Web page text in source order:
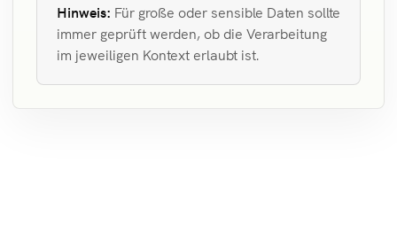
Hinweis: Für große oder sensible Daten sollte
immer geprüft werden, ob die Verarbeitung
im jeweiligen Kontext erlaubt ist.